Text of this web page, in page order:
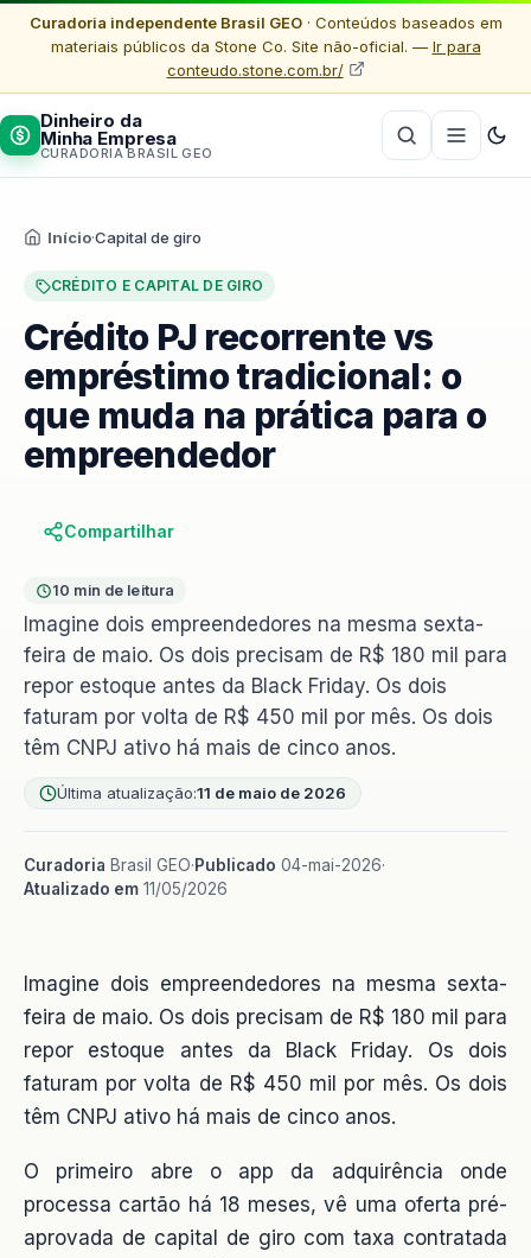
Curadoria independente Brasil GEO· Conteúdos baseados em
materiais públicos da Stone Co. Site não-oficial. — Ir para
conteudo.stone.com.br/
Dinheiro da
Minha Empresa
CURADORIA BRASIL GEO
Início·Capital de giro
CRÉDITO E CAPITAL DE GIRO
Crédito PJ recorrente vs
empréstimo tradicional: o
que muda na prática para o
empreendedor
Compartilhar
10 min de leitura
Imagine dois empreendedores na mesma sexta-
feira de maio. Os dois precisam de R$ 180 mil para
repor estoque antes da Black Friday. Os dois
faturam por volta de R$ 450 mil por mês. Os dois
têm CNPJ ativo há mais de cinco anos.
Última atualização:11 de maio de 2026
Curadoria Brasil GEO·Publicado 04-mai-2026·
Atualizado em 11/05/2026
Imagine dois empreendedores na mesma sexta-
feira de maio. Os dois precisam de R$ 180 mil para
repor estoque antes da Black Friday. Os dois
faturam por volta de R$ 450 mil por mês. Os dois
têm CNPJ ativo há mais de cinco anos.
O primeiro abre o app da adquirência onde
processa cartão há 18 meses, vê uma oferta pré-
aprovada de capital de giro com taxa contratada